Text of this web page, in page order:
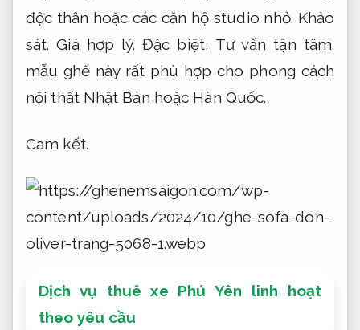
độc thân hoặc các căn hộ studio nhỏ. Khảo
sát. Giá hợp lý. Đặc biệt, Tư vấn tận tâm.
mẫu ghế này rất phù hợp cho phong cách
nội thất Nhật Bản hoặc Hàn Quốc.
Cam kết.
Dịch vụ thuê xe Phú Yên linh hoạt
theo yêu cầu